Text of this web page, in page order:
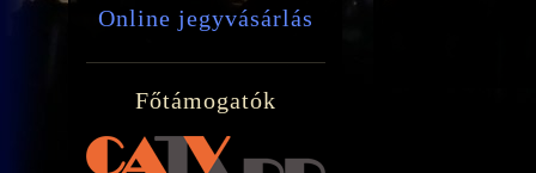
Online jegyvásárlás
Főtámogatók